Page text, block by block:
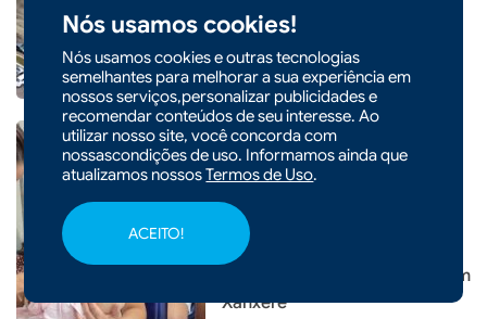
Nós usamos cookies!
Nós usamos cookies e outras tecnologias
semelhantes para melhorar a sua experiência em
nossos serviços,personalizar publicidades e
recomendar conteúdos de seu interesse. Ao
utilizar nosso site, você concorda com
nossascondições de uso. Informamos ainda que
atualizamos nossosTermos de Uso.
ACEITO!
em educação da história do
município
Hospital Regional São Paulo
realiza curso de preparação
para gestantes e familiares em
Xanxerê